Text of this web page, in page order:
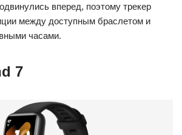
вперед, поэтому трекер
между доступным браслетом и
часами.
7